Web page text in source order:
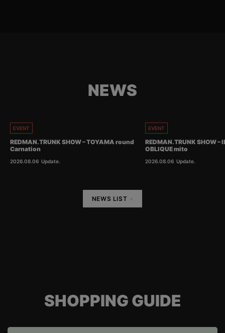
NEWS
EVENT
REDMAN.TRUNK SHOW – TOYAMA round
Carnation
2026.08.06 Update.
EVENT
REDMAN.TRUNK SHOW
OBLIQUE mito
2026.08.06 Update.
NEWS LIST
SHOPPING GUIDE